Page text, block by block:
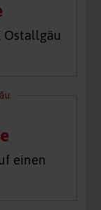
Ostallgäu
einen